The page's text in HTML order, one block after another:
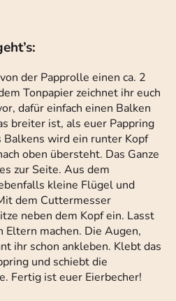
der Papprolle einen ca. 2
Tonpapier zeichnet ihr euch
dafür einfach einen Balken
breiter ist, als euer Pappring
wird ein runter Kopf
oben übersteht. Das Ganze
zur Seite. Aus dem
kleine Flügel und
dem Cuttermesser
neben dem Kopf ein. Lasst
Eltern machen. Die Augen,
ihr schon ankleben. Klebt das
und schiebt die
Fertig ist euer Eierbecher!